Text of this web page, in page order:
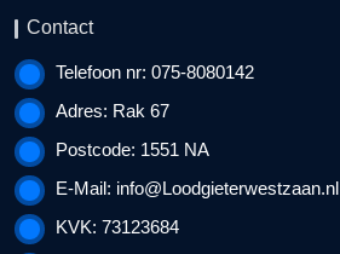
Contact
Telefoon nr: 075-8080142
Adres: Rak 67
Postcode: 1551 NA
E-Mail: info@Loodgieterwestzaan.nl
KVK: 73123684